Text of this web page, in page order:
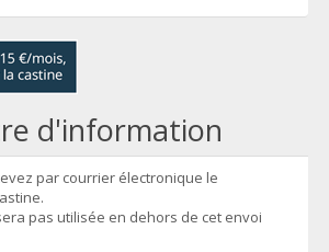
d'information
par courrier électronique le
pas utilisée en dehors de cet envoi